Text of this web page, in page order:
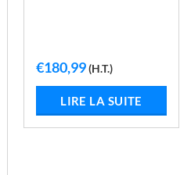
€1.114,88.
€180,99(H.T.)
LIRE LA SUITE